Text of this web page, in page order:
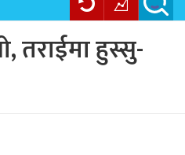
तराईमा हुस्सु-